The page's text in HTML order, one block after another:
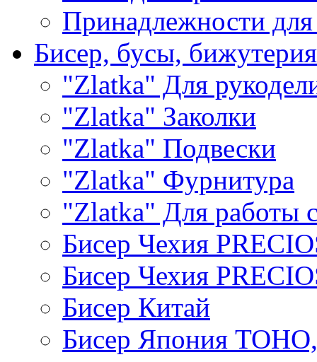
Принадлежности
Бисер, бусы, бижутерия
"Zlatka" Для
"Zlatka" Заколки
"Zlatka" Подвески
"Zlatka" Фурнитура
"Zlatka" Для работы
Бисер Чехия
Бисер Чехия
Бисер Китай
Бисер Япония